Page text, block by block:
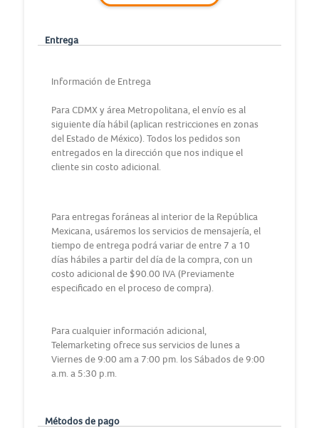
Entrega
Información de Entrega
Para CDMX y área Metropolitana, el envío es al
siguiente día hábil (aplican restricciones en zonas
del Estado de México). Todos los pedidos son
entregados en la dirección que nos indique el
cliente sin costo adicional.
Para entregas foráneas al interior de la República
Mexicana, usáremos los servicios de mensajería, el
tiempo de entrega podrá variar de entre 7 a 10
días hábiles a partir del día de la compra, con un
costo adicional de $90.00 IVA (Previamente
especificado en el proceso de compra).
Para cualquier información adicional,
Telemarketing ofrece sus servicios de lunes a
Viernes de 9:00 am a 7:00 pm. los Sábados de 9:00
a.m. a 5:30 p.m.
Métodos de pago